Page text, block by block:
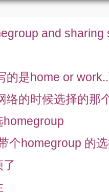
and sharing
的是home or
络的时候选择的那
homegroup
个homegroup 的